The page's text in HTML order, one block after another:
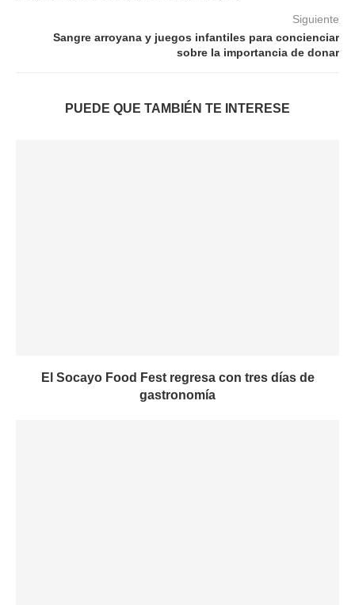
Siguiente
Sangre arroyana y juegos infantiles para concienciar
sobre la importancia de donar
PUEDE QUE TAMBIÉN TE INTERESE
El Socayo Food Fest regresa con tres días de
gastronomía